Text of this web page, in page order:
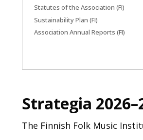
Statutes of the Association (FI)
Sustainability Plan (FI)
Association Annual Reports (FI)
Strategia
The Finnish Folk Music